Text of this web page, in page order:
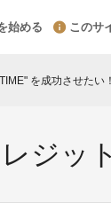
始める このサ
を成功させたい！
ジッ